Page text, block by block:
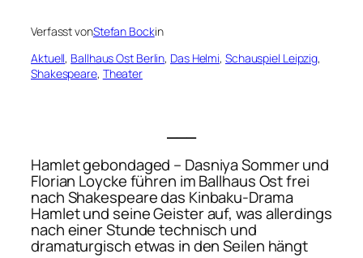
Verfasst vonStefan Bockin
Aktuell, Ballhaus Ost Berlin, Das Helmi, Schauspiel Leipzig
Shakespeare, Theater
Hamlet gebondaged – Dasniya Sommer und
Florian Loycke führen im Ballhaus Ost frei
nach Shakespeare das Kinbaku-Drama
Hamlet und seine Geisterauf, was allerdings
nach einer Stunde technisch und
dramaturgisch etwas in den Seilen hängt